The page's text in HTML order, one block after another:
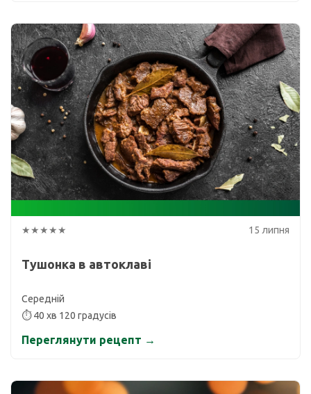
★★★★★ 15 липня
Тушонка в автоклаві
Середній
⏱ 40 хв 120 градусів
Переглянути рецепт →